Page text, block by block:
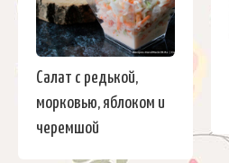
Салат с редькой,
морковью, яблоком и
черемшой